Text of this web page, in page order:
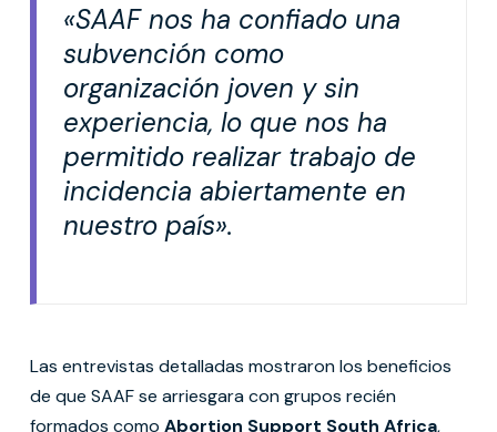
«SAAF nos ha confiado una
subvención como
organización joven y sin
experiencia, lo que nos ha
permitido realizar trabajo de
incidencia abiertamente en
nuestro país».
Las entrevistas detalladas mostraron los beneficios
de que SAAF se arriesgara con grupos recién
formados como Abortion Support South Africa,